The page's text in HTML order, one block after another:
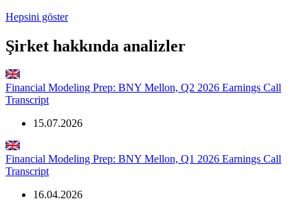
Hepsini göster
Şirket hakkında analizler
Financial Modeling Prep: BNY Mellon, Q2 2026 Earnings Call
Transcript
15.07.2026
Financial Modeling Prep: BNY Mellon, Q1 2026 Earnings Call
Transcript
16.04.2026